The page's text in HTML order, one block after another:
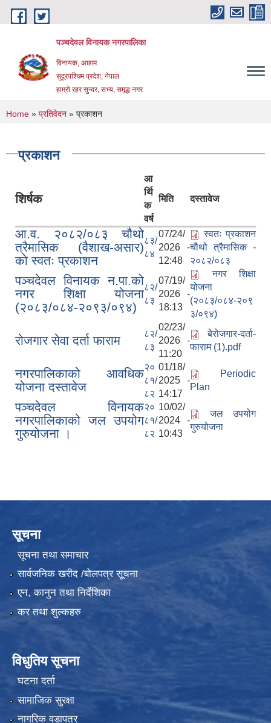
Skip to main content
पञ्चदेवल विनायक नगरपालिका
विनायक, अछाम
सुदूरपश्चिम प्रदेश, नेपाल
हाम्रो रहर सुन्दर, सभ्य, समृद्ध नगर
You are here
Home » प्रतिवेदन » प्रकाशन
प्रकाशन
शिर्षक
आ
र्थि
क
वर्ष
मिति दस्तावेज
आ.व. २०८२/०८३ चौथो
त्रैमासिक (वैशाख-असार)
को स्वतः प्रकाशन
८३/
८४
07/24/
2026 -
12:48
स्वतः प्रकाशन
चौथो त्रैमासिक -
२०८२/०८३
पञ्चदेवल विनायक न.पा.को
नगर शिक्षा योजना
(२०८३/०८४-२०९३/०९४)
८२/
८३
07/19/
2026 -
18:13
नगर शिक्षा
योजना
(२०८३/०८४-२०९
३/०९४)
रोजगार सेवा दर्ता फाराम
८२/
८३
02/23/
2026 -
11:20
बेरोजगार-दर्ता-
फाराम (1).pdf
नगरपालिकाको आवधिक
योजना दस्तावेज
२०
८१/
८२
01/18/
2025 -
14:17
Periodic
Plan
पञ्चदेवल विनायक
नगरपालिकाको जल उपयोग
गुरुयोजना ।
२०
८१/
८२
10/02/
2024 -
10:43
जल उपयोग
गुरुयोजना
सूचना
सूचना तथा समाचार
सार्वजनिक खरीद /बोलपत्र सूचना
एन, कानुन तथा निर्देशिका
कर तथा शुल्कहरु
विधुतिय सूचना
घटना दर्ता
सामाजिक सुरक्षा
नागरिक वडापत्र